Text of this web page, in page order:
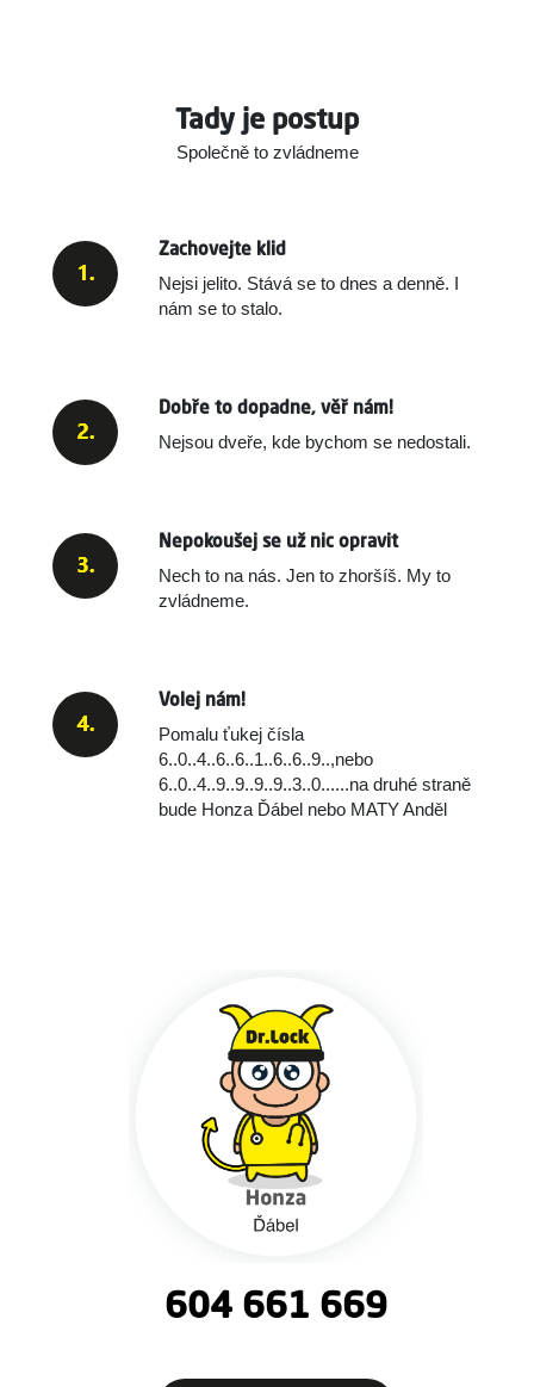
Tady je postup
Společně to zvládneme
Zachovejte klid
Nejsi jelito. Stává se to dnes a denně.
nám se to stalo.
Dobře to dopadne, věř nám!
Nejsou dveře, kde bychom se nedostali.
Nepokoušej se už nic opravit
Nech to na nás. Jen to zhoršíš. My to
zvládneme.
Volej nám!
Pomalu ťukej čísla
6..0..4..6..6..1..6..6..9..,nebo
‭‭6..0..4..9..9..9..9..3..0..‬..‬..na druhé straně
bude Honza Ďábel nebo MATY Anděl
604 661 669